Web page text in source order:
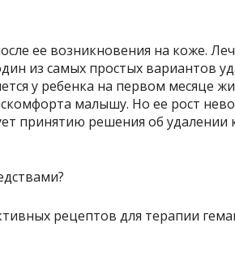
ее возникновения на коже.
из самых простых вариантов
у ребенка на первом месяце
малышу. Но ее рост
принятию решения об удалении
рецептов для терапии